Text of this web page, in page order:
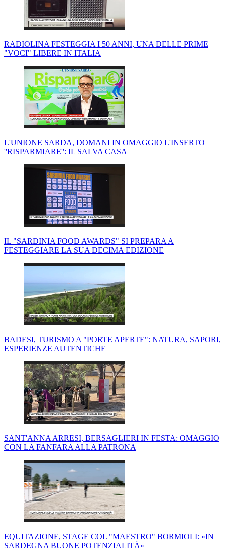
RADIOLINA FESTEGGIA I 50 ANNI, UNA DELLE PRIME
"VOCI" LIBERE IN ITALIA
L'UNIONE SARDA, DOMANI IN OMAGGIO L'INSERTO
''RISPARMIARE'': IL SALVA CASA
IL "SARDINIA FOOD AWARDS" SI PREPARA A
FESTEGGIARE LA SUA DECIMA EDIZIONE
BADESI, TURISMO A "PORTE APERTE": NATURA, SAPORI,
ESPERIENZE AUTENTICHE
SANT'ANNA ARRESI, BERSAGLIERI IN FESTA: OMAGGIO
CON LA FANFARA ALLA PATRONA
EQUITAZIONE, STAGE COL "MAESTRO" BORMIOLI: «IN
SARDEGNA BUONE POTENZIALITÀ»